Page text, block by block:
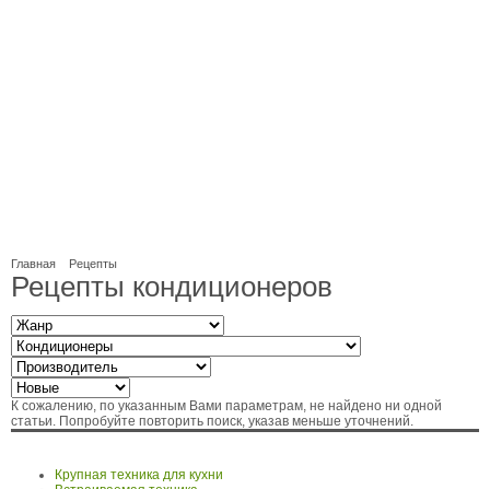
Главная Рецепты
Рецепты кондиционеров
К сожалению, по указанным Вами параметрам, не найдено ни одной
статьи. Попробуйте повторить поиск, указав меньше уточнений.
Крупная техника для кухни